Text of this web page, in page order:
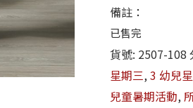
備註：
已售完
貨號: 2507-108
星期三,3 幼兒
兒童暑期活動,